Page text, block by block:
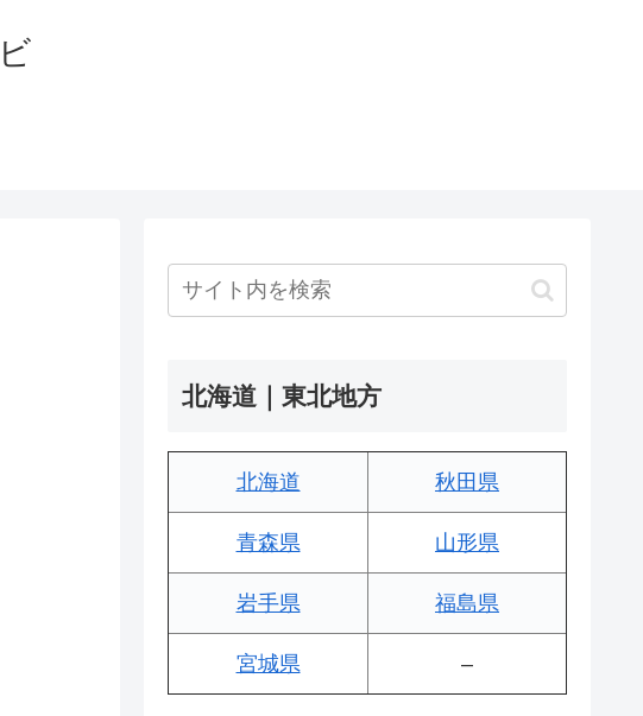
北海道｜東北地方
北海道 秋田県
青森県 山形県
岩手県 福島県
宮城県 –